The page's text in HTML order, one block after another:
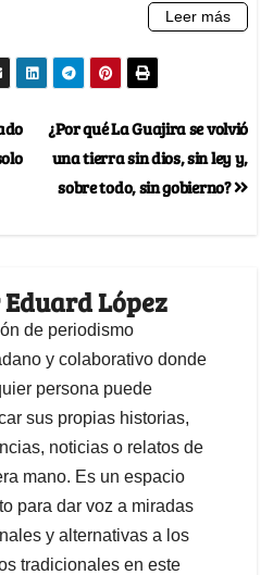
¿Por qué La Guajira se volvió
una tierra sin dios, sin ley y,
sobre todo, sin gobierno?
Eduard López
de periodismo
y colaborativo donde
persona puede
sus propias historias,
noticias o relatos de
mano. Es un espacio
para dar voz a miradas
y alternativas a los
tradicionales en este